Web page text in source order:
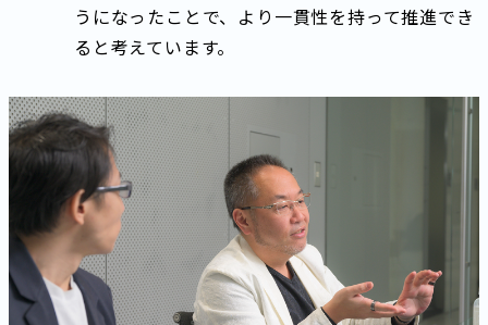
うになったことで、より一貫性を持って推進でき
ると考えています。